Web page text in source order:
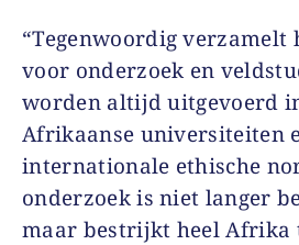
“Tegenwoordig
voor onderzoek en
worden altijd uitgevoerd
Afrikaanse universiteiten
internationale ethische
onderzoek is niet langer
maar bestrijkt heel Afrika